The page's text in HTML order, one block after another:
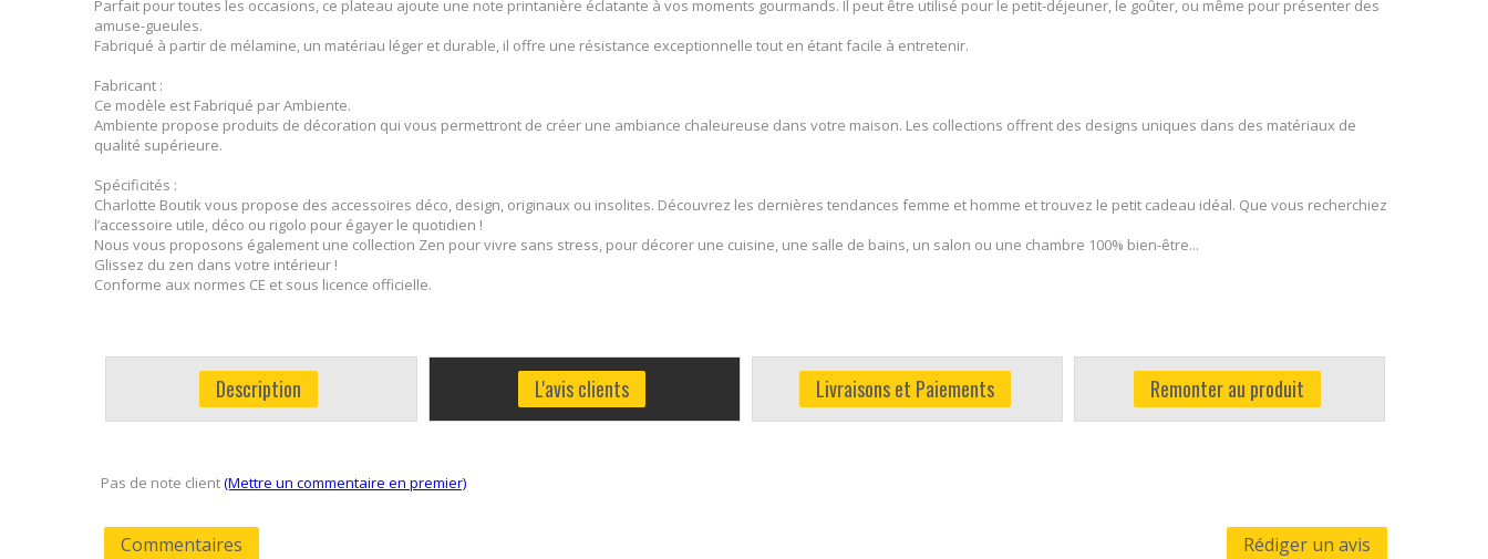
Parfait pour toutes les occasions, ce plateau ajoute une note printanière éclatante à vos moments gourmands. Il peut être utilisé pour le petit-déjeuner, le goûter, ou même pour présenter des
amuse-gueules.
Fabriqué à partir de mélamine, un matériau léger et durable, il offre une résistance exceptionnelle tout en étant facile à entretenir.
Fabricant :
Ce modèle est Fabriqué par Ambiente.
Ambiente propose produits de décoration qui vous permettront de créer une ambiance chaleureuse dans votre maison. Les collections offrent des designs uniques dans des matériaux de
qualité supérieure.
Spécificités :
Charlotte Boutik vous propose des accessoires déco, design, originaux ou insolites. Découvrez les dernières tendances femme et homme et trouvez le petit cadeau idéal. Que vous recherchiez
l’accessoire utile, déco ou rigolo pour égayer le quotidien !
Nous vous proposons également une collection Zen pour vivre sans stress, pour décorer une cuisine, une salle de bains, un salon ou une chambre 100% bien-être...
Glissez du zen dans votre intérieur !
Conforme aux normes CE et sous licence officielle.
Description L'avis clients Livraisons et Paiements Remonter au produit
Pas de note client(Mettre un commentaire en premier)
Commentaires Rédiger un avis